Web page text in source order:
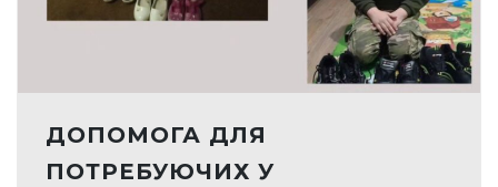
ДОПОМОГА ДЛЯ
ПОТРЕБУЮЧИХ У